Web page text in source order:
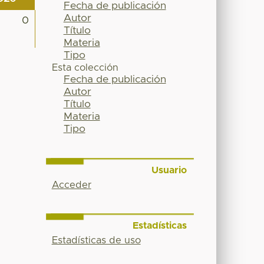
0
Fecha de publicación
Autor
Título
Materia
Tipo
Esta colección
Fecha de publicación
Autor
Título
Materia
Tipo
Usuario
Acceder
Estadísticas
Estadísticas de uso